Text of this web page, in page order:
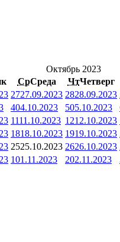
Октябрь 2023
СрСреда ЧтЧетверг
2727.09.2023 2828.09.2023
404.10.2023 505.10.2023
1111.10.2023 1212.10.2023
1818.10.2023 1919.10.2023
2525.10.2023 2626.10.2023
101.11.2023 202.11.2023